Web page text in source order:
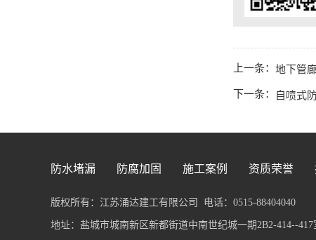
上一条： 地下管
下一条： 自喷式
防水堵漏 防腐加固 施工案例 资质荣誉
版权所有：江苏涌达建工有限公司 电话：0515-88404040
地址：盐城市城南新区新都街道中南世纪城一期2B2-414--